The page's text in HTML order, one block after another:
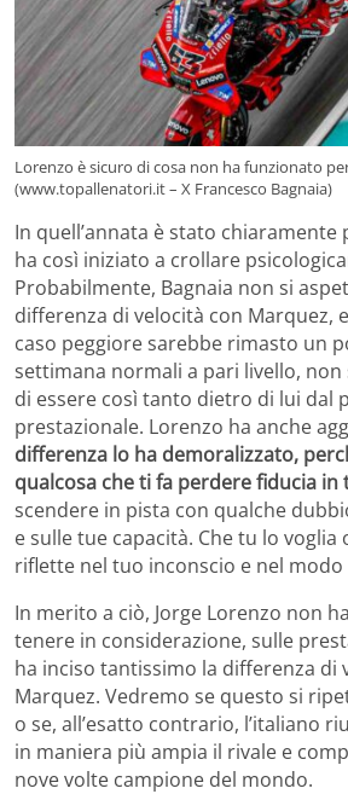
Lorenzo è sicuro di cosa non ha funzionato
(www.topallenatori.it – X Francesco Bagnaia)
In quell’annata è stato chiaramente
ha così iniziato a crollare
Probabilmente, Bagnaia non si
differenza di velocità con Marquez,
caso peggiore sarebbe rimasto un
settimana normali a pari livello, non
di essere così tanto dietro di lui dal
prestazionale. Lorenzo ha anche
differenza lo ha demoralizzato,
qualcosa che ti fa perdere fiducia in
scendere in pista con qualche
e sulle tue capacità. Che tu lo
riflette nel tuo inconscio e nel modo
In merito a ciò, Jorge Lorenzo non
tenere in considerazione, sulle
ha inciso tantissimo la differenza di
Marquez. Vedremo se questo si
o se, all’esatto contrario, l’italiano
in maniera più ampia il rivale e
nove volte campione del mondo.